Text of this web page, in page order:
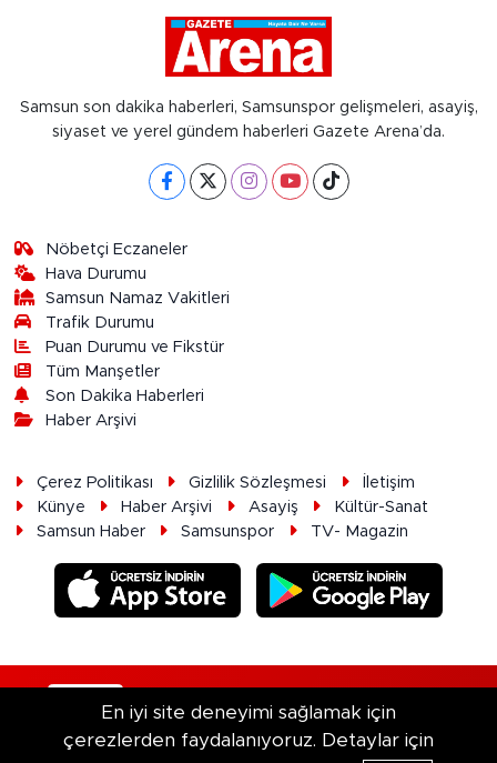
Samsun son dakika haberleri, Samsunspor gelişmeleri, asayiş,
siyaset ve yerel gündem haberleri Gazete Arena’da.
Nöbetçi Eczaneler
Hava Durumu
Samsun Namaz Vakitleri
Trafik Durumu
Puan Durumu ve Fikstür
Tüm Manşetler
Son Dakika Haberleri
Haber Arşivi
Çerez Politikası Gizlilik Sözleşmesi
İletişim
Künye
Haber Arşivi Asayiş
Kültür-Sanat
Samsun Haber
Samsunspor TV- Magazin
RSS Copyright © 2026. Her hakkı saklıdır.
En iyi site deneyimi sağlamak için
çerezlerden faydalanıyoruz. Detaylar için